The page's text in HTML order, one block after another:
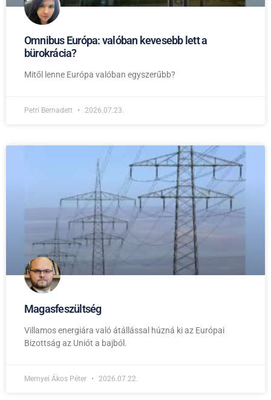
Omnibus Európa: valóban kevesebb lett a
bürokrácia?
Mitől lenne Európa valóban egyszerűbb?
Petri Bernadett 2026.07.23.
Magasfeszültség
Villamos energiára való átállással húzná ki az Európai
Bizottság az Uniót a bajból.
Mernyei Ákos Péter 2026.07.22.